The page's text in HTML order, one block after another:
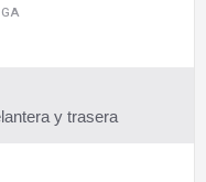
y trasera